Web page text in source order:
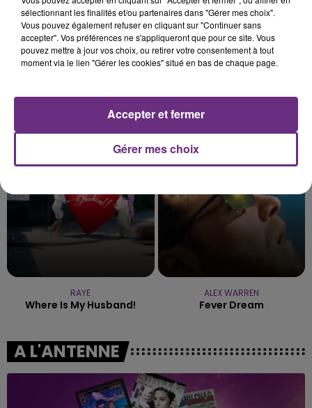
Ghetto Supastar Soiree Mondaine
RAYE
Where Is My Husband!
11h36
11h36
ALEX WARREN
Fever Dream
A L'ANTENNE
sélectionnant les finalités et/ou partenaires dans "Gérer mes choix".
Vous pouvez également refuser en cliquant sur "Continuer sans
accepter". Vos préférences ne s'appliqueront que pour ce site. Vous
pouvez mettre à jour vos choix, ou retirer votre consentement à tout
moment via le lien "Gérer les cookies" situé en bas de chaque page.
Gérer mes choix
Accepter et fermer